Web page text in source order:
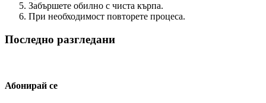
Забършете обилно с чиста кърпа.
При необходимост повторете процеса.
Последно разгледани
Абонирай се